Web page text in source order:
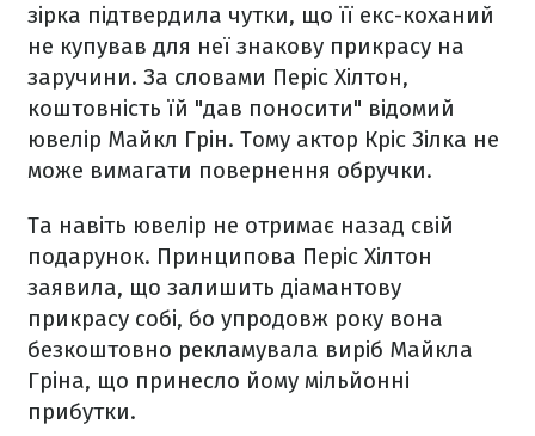
зірка підтвердила чутки, що її екс-коханий
не купував для неї знакову прикрасу на
заручини. За словами Періс Хілтон,
коштовність їй "дав поносити" відомий
ювелір Майкл Грін. Тому актор Кріс Зілка не
може вимагати повернення обручки.
Та навіть ювелір не отримає назад свій
подарунок. Принципова Періс Хілтон
заявила, що залишить діамантову
прикрасу собі, бо упродовж року вона
безкоштовно рекламувала виріб Майкла
Гріна, що принесло йому мільйонні
прибутки.